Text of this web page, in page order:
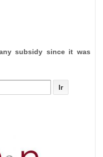
subsidy since it was